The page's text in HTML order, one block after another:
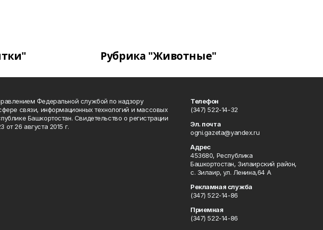
Рубрика "Животные"
Федеральной службой по надзору
связи, информационных технологий и массовых
Башкортостан. Свидетельство о регистрации
26 августа 2015 г.
Телефон
(347) 522-14-32
Эл. почта
ogni.gazeta@yandex.ru
Адрес
453680, Республика
Башкортостан, Зилаирский район,
с. Зилаир, ул. Ленина,64 А
Рекламная служба
(347) 522-14-86
Приемная
(347) 522-14-86